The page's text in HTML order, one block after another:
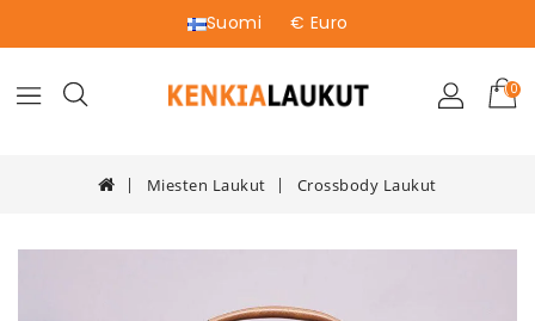
Suomi € Euro
(0)
Miesten Laukut Crossbody Laukut